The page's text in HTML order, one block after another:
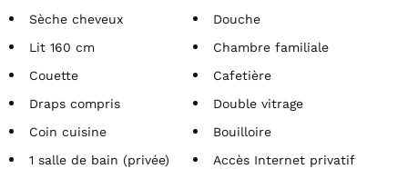
Sèche cheveux
Douche
Lit 160 cm
Chambre familiale
Couette
Cafetière
Draps compris
Double vitrage
Coin cuisine
Bouilloire
1 salle de bain (privée)
Accès Internet privatif